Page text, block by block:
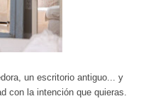
un escritorio antiguo... y
con la intención que quieras.